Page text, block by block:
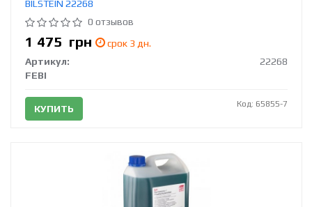
BILSTEIN 22268
0 отзывов
1 475 грн
срок 3 дн.
Артикул:
22268
FEBI
КУПИТЬ Код: 65855-7